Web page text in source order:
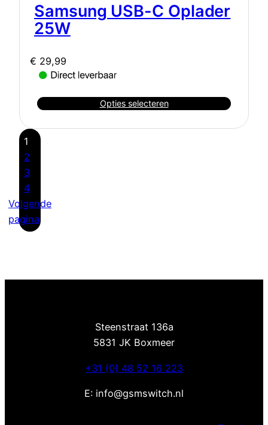
Samsung USB-C Oplader
25W
€ 29,99
Opties selecteren
1
2
3
4
Volgende
pagina
Steenstraat 136a
5831 JK Boxmeer
+31 (0) 48 52 16 223
E: info@gsmswitch.nl